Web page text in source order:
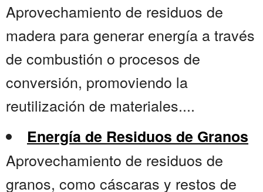
Aprovechamiento de residuos de
madera para generar energía a través
de combustión o procesos de
conversión, promoviendo la
reutilización de materiales....
Energía de Residuos de Granos
Aprovechamiento de residuos de
granos, como cáscaras y restos de